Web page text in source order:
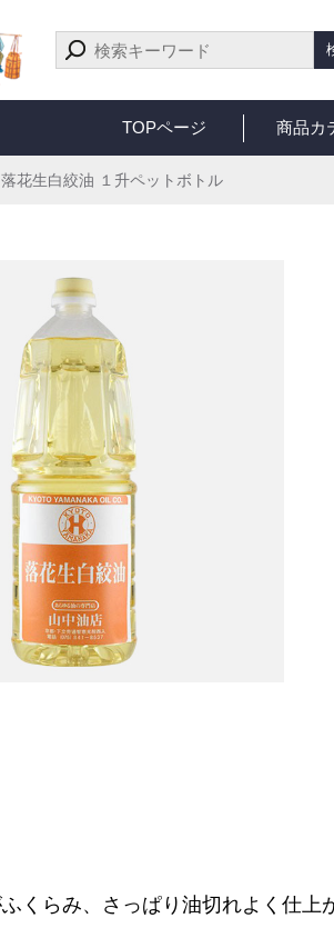
TOPページ 商品カ
落花生白絞油 １升ペットボトル
くらみ、さっぱり油切れよく仕上